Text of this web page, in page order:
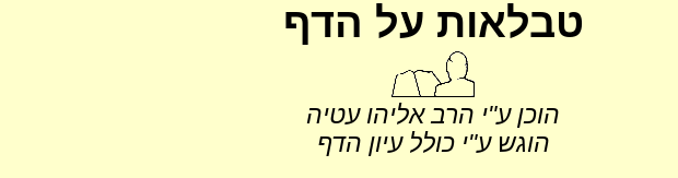
טבלאות על הדף
הוכן ע"י הרב אליהו עטיה
הוגש ע"י כולל עיון הדף